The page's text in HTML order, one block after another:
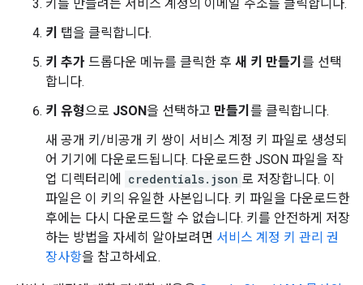
키를 만들려는 서비스 계정의 이메일 주소를 클릭합니다.
키 탭을 클릭합니다.
키 추가 드롭다운 메뉴를 클릭한 후 새 키 만들기 를 선택
합니다.
키 유형으로 JSON을 선택하고 만들기 를 클릭합니다.
새 공개 키/비공개 키 쌍이 서비스 계정 키 파일로 생성되
어 기기에 다운로드됩니다. 다운로드한 JSON 파일을 작
업 디렉터리에
credentials.json 로 저장합니다. 이
파일은 이 키의 유일한 사본입니다. 키 파일을 다운로드한
후에는 다시 다운로드할 수 없습니다. 키를 안전하게 저장
하는 방법을 자세히 알아보려면 서비스 계정 키 관리 권
장사항을 참고하세요.